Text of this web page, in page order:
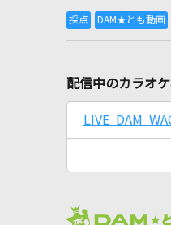
配信中のカラオ
LIVE DAM